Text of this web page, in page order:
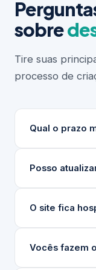
sobre
Tire suas
processo de
Qual o prazo
Depende do
Sempre
Posso
Sim.
de técnico.
O site fica
Indicamos e
Vocês fazem